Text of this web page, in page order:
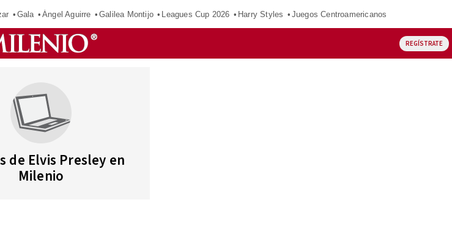
Gala Ángel Aguirre Galilea Montijo Leagues Cup 2026 Harry Styles Juegos Centroamericanos
REGÍSTRATE
de Elvis Presley en
Milenio